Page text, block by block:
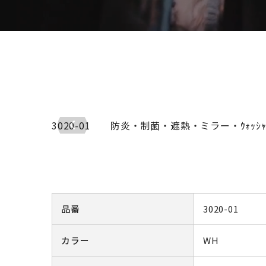
3020-01 防炎・制菌・遮熱・ミラー・ｳｫｯｼ
品番 3020-01
カラー WH